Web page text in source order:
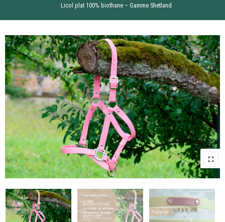
Licol plat 100% biothane – Gamme Shetland